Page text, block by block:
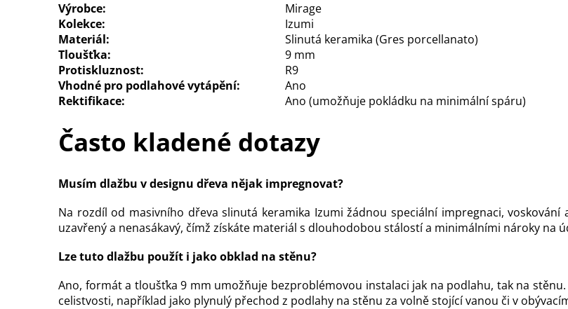
Výrobce:
Mirage
Kolekce:
Izumi
Materiál:
Slinutá keramika (Gres porcellanato)
Tloušťka:
9 mm
Protiskluznost:
R9
Vhodné pro podlahové vytápění:
Ano
Rektifikace:
Ano (umožňuje pokládku na minimální spáru)
Často kladené dotazy
Musím dlažbu v designu dřeva nějak impregnovat?
Na rozdíl od masivního dřeva slinutá keramika Izumi žádnou speciální impregnaci,
uzavřený a nenasákavý, čímž získáte materiál s dlouhodobou stálostí a minimálními nároky na
Lze tuto dlažbu použít i jako obklad na stěnu?
Ano, formát a tloušťka 9 mm umožňuje bezproblémovou instalaci jak na podlahu, tak na
celistvosti, například jako plynulý přechod z podlahy na stěnu za volně stojící vanou či v